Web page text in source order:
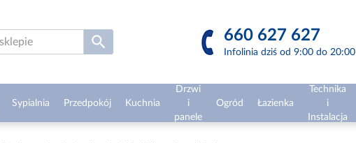
660 627 627
Infolinia dziś od 9:00 do 20:00
Sypialnia Przedpokój Kuchnia
Drzwi
i
panele
Ogród Łazienka
Technika
i
Instalacja